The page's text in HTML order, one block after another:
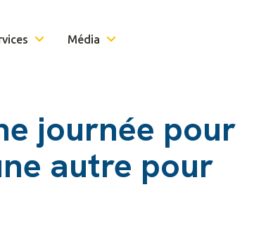
Média
journée pour
autre pour